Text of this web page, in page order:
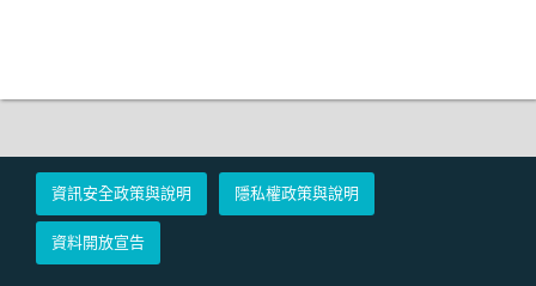
資訊安全政策與說明 隱私權政策與說明
資料開放宣告